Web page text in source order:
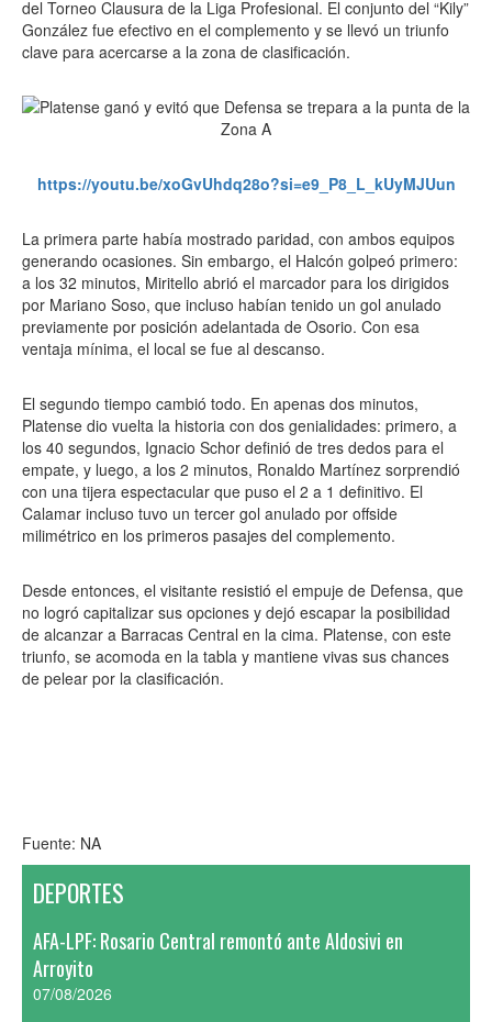
del Torneo Clausura de la Liga Profesional. El conjunto del “Kily”
González fue efectivo en el complemento y se llevó un triunfo
clave para acercarse a la zona de clasificación.
https://youtu.be/xoGvUhdq28o?si=e9_P8_L_kUyMJUun
La primera parte había mostrado paridad, con ambos equipos
generando ocasiones. Sin embargo, el Halcón golpeó primero:
a los 32 minutos, Miritello abrió el marcador para los dirigidos
por Mariano Soso, que incluso habían tenido un gol anulado
previamente por posición adelantada de Osorio. Con esa
ventaja mínima, el local se fue al descanso.
El segundo tiempo cambió todo. En apenas dos minutos,
Platense dio vuelta la historia con dos genialidades: primero, a
los 40 segundos, Ignacio Schor definió de tres dedos para el
empate, y luego, a los 2 minutos, Ronaldo Martínez sorprendió
con una tijera espectacular que puso el 2 a 1 definitivo. El
Calamar incluso tuvo un tercer gol anulado por offside
milimétrico en los primeros pasajes del complemento.
Desde entonces, el visitante resistió el empuje de Defensa, que
no logró capitalizar sus opciones y dejó escapar la posibilidad
de alcanzar a Barracas Central en la cima. Platense, con este
triunfo, se acomoda en la tabla y mantiene vivas sus chances
de pelear por la clasificación.
Fuente: NA
DEPORTES
AFA-LPF: Rosario Central remontó ante Aldosivi en
Arroyito
07/08/2026